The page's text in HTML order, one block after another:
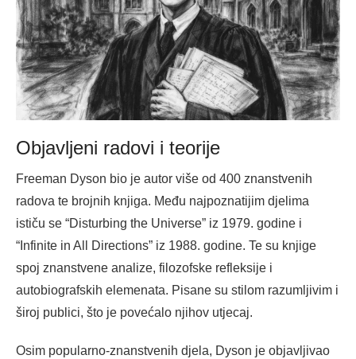
Objavljeni radovi i teorije
Freeman Dyson bio je autor više od 400 znanstvenih
radova te brojnih knjiga. Među najpoznatijim djelima
ističu se “Disturbing the Universe” iz 1979. godine i
“Infinite in All Directions” iz 1988. godine. Te su knjige
spoj znanstvene analize, filozofske refleksije i
autobiografskih elemenata. Pisane su stilom razumljivim i
široj publici, što je povećalo njihov utjecaj.
Osim popularno-znanstvenih djela, Dyson je objavljivao